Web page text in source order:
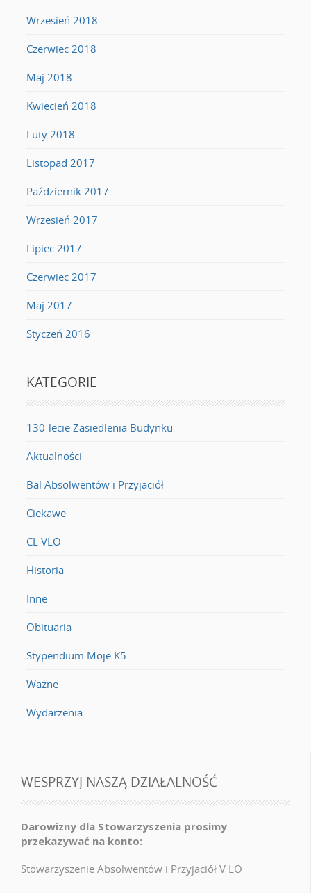
Wrzesień 2018
Czerwiec 2018
Maj 2018
Kwiecień 2018
Luty 2018
Listopad 2017
Październik 2017
Wrzesień 2017
Lipiec 2017
Czerwiec 2017
Maj 2017
Styczeń 2016
KATEGORIE
130-lecie Zasiedlenia Budynku
Aktualności
Bal Absolwentów i Przyjaciół
Ciekawe
CL VLO
Historia
Inne
Obituaria
Stypendium Moje K5
Ważne
Wydarzenia
WESPRZYJ NASZĄ DZIAŁALNOŚĆ
Darowizny dla Stowarzyszenia prosimy
przekazywać na konto:
Stowarzyszenie Absolwentów i Przyjaciół V LO